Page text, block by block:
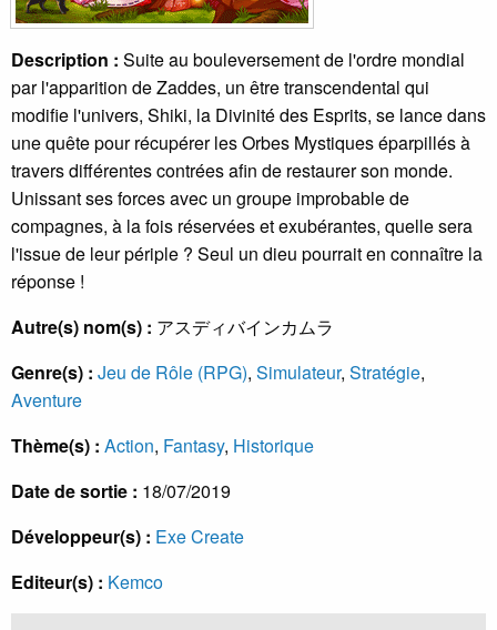
Description : Suite au bouleversement de l'ordre mondial
par l'apparition de Zaddes, un être transcendental qui
modifie l'univers, Shiki, la Divinité des Esprits, se lance dans
une quête pour récupérer les Orbes Mystiques éparpillés à
travers différentes contrées afin de restaurer son monde.
Unissant ses forces avec un groupe improbable de
compagnes, à la fois réservées et exubérantes, quelle sera
l'issue de leur périple ? Seul un dieu pourrait en connaître la
réponse !
Autre(s) nom(s) : アスディバインカムラ
Genre(s) : Jeu de Rôle (RPG), Simulateur, Stratégie,
Aventure
Thème(s) : Action, Fantasy, Historique
Date de sortie : 18/07/2019
Développeur(s) : Exe Create
Editeur(s) : Kemco